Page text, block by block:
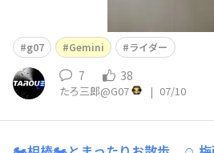
g07 Gemini ライダー
7 38
たろ三郎@G07 | 07/10